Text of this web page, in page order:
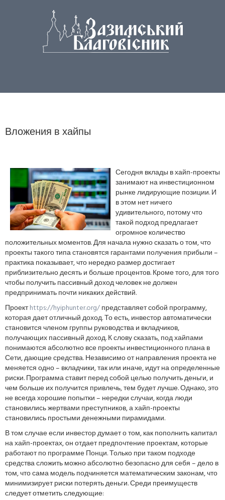
Вложения в хайпы
Сегодня вклады в хайп-проекты
занимают на инвестиционном
рынке лидирующие позиции. И
в этом нет ничего
удивительного, потому что
такой подход предлагает
огромное количество
положительных моментов. Для начала нужно сказать о том, что
проекты такого типа становятся гарантами получения прибыли –
практика показывает, что нередко размер достигает
приблизительно десять и больше процентов. Кроме того, для того
чтобы получить пассивный доход человек не должен
предпринимать почти никаких действий.
Проектhttps://hyiphunter.org/представляет собой программу,
которая дает отличный доход. То есть, инвестор автоматически
становится членом группы руководства и вкладчиков,
получающих пассивный доход. К слову сказать, под хайпами
понимаются абсолютно все проекты инвестиционного плана в
Сети, дающие средства. Независимо от направления проекта не
меняется одно – вкладчики, так или иначе, идут на определенные
риски. Программа ставит перед собой целью получить деньги, и
чем больше их получится привлечь, тем будет лучше. Однако, это
не всегда хорошие попытки – нередки случаи, когда люди
становились жертвами преступников, а хайп-проекты
становились простыми денежными пирамидами.
В том случае если инвестор думает о том, как пополнить капитал
на хайп-проектах, он отдает предпочтение проектам, которые
работают по программе Понци. Только при таком подходе
средства сложить можно абсолютно безопасно для себя – дело в
том, что сама модель подчиняется математическим законам, что
минимизирует риски потерять деньги. Среди преимуществ
следует отметить следующие: